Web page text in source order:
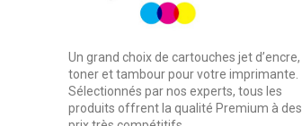
Un grand choix de cartouches jet d’encre,
toner et tambour pour votre imprimante.
Sélectionnés par nos experts, tous les
produits offrent la qualité Premium à des